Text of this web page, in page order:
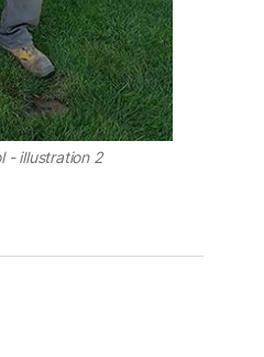
- illustration 2